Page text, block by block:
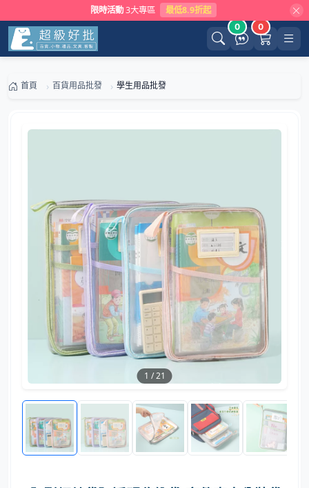
限時活動 3大專區 最低8.9折起
0 0
首頁 百貨用品批發 學生用品批發
1 /21